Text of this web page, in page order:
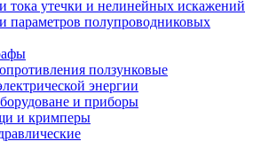
тока утечки и нелинейных искажений
параметров полупроводниковых
ползунковые
энергии
и приборы
и кримперы